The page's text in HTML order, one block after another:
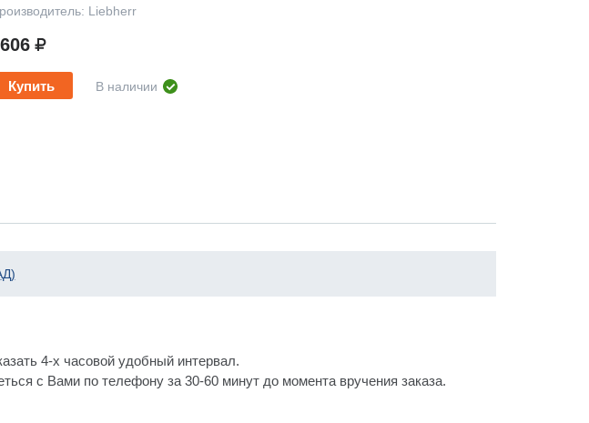
Liebherr
Купить В наличии
4-х часовой удобный интервал.
с Вами по телефону за 30-60 минут до момента вручения заказа.